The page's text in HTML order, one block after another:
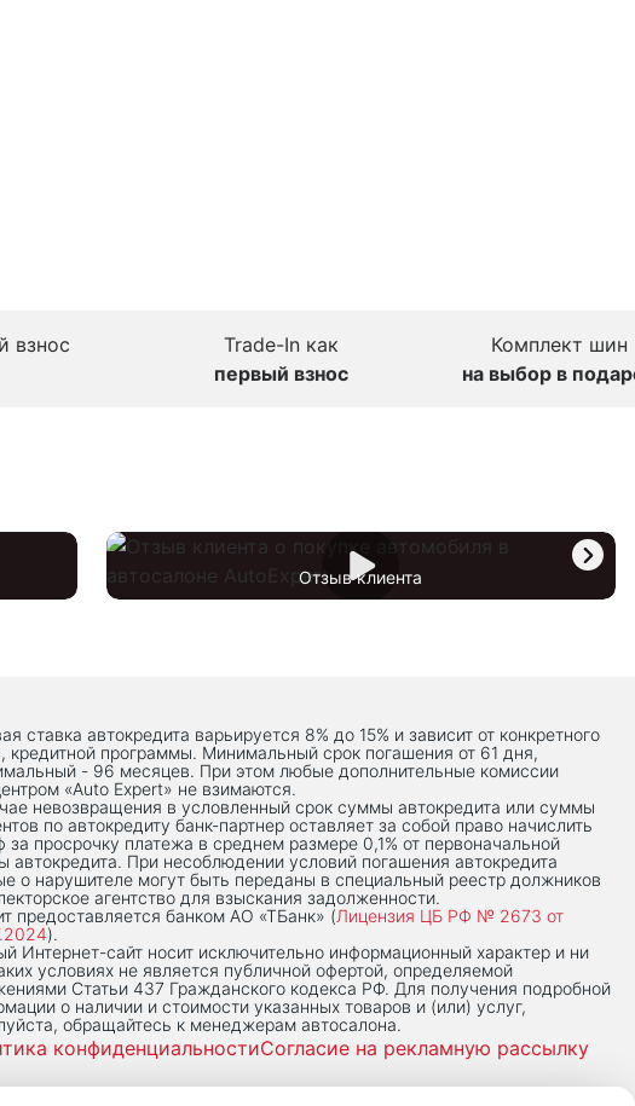
взнос
Trade-In как
первый взнос
Комплект шин
на выбор в
Отзыв клиента
ставка автокредита варьируется 8% до 15% и зависит от конкретного
кредитной программы. Минимальный срок погашения от 61 дня,
- 96 месяцев. При этом любые дополнительные комиссии
«Auto Expert» не взимаются.
невозвращения в условленный срок суммы автокредита или суммы
по автокредиту банк-партнер оставляет за собой право начислить
за просрочку платежа в среднем размере 0,1% от первоначальной
автокредита. При несоблюдении условий погашения автокредита
о нарушителе могут быть переданы в специальный реестр должников
агентство для взыскания задолженности.
предоставляется банком АО «ТБанк» (Лицензия ЦБ РФ № 2673 от
).
Интернет-сaйт носит исключительно информационный характер и ни
условиях не является публичной офертой, определяемой
Статьи 437 Гражданского кодекса РФ. Для получения подробной
о наличии и стоимости указанных товаров и (или) услуг,
обращайтесь к менеджерам автосалона.
конфиденциальностиСогласие на рекламную рассылку